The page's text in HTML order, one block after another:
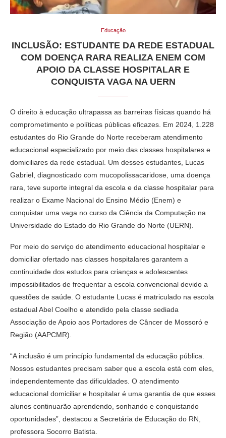
Educação
INCLUSÃO: ESTUDANTE DA REDE ESTADUAL
COM DOENÇA RARA REALIZA ENEM COM
APOIO DA CLASSE HOSPITALAR E
CONQUISTA VAGA NA UERN
O direito à educação ultrapassa as barreiras físicas quando há
comprometimento e políticas públicas eficazes. Em 2024, 1.228
estudantes do Rio Grande do Norte receberam atendimento
educacional especializado por meio das classes hospitalares e
domiciliares da rede estadual. Um desses estudantes, Lucas
Gabriel, diagnosticado com mucopolissacaridose, uma doença
rara, teve suporte integral da escola e da classe hospitalar para
realizar o Exame Nacional do Ensino Médio (Enem) e
conquistar uma vaga no curso da Ciência da Computação na
Universidade do Estado do Rio Grande do Norte (UERN).
Por meio do serviço do atendimento educacional hospitalar e
domiciliar ofertado nas classes hospitalares garantem a
continuidade dos estudos para crianças e adolescentes
impossibilitados de frequentar a escola convencional devido a
questões de saúde. O estudante Lucas é matriculado na escola
estadual Abel Coelho e atendido pela classe sediada
Associação de Apoio aos Portadores de Câncer de Mossoró e
Região (AAPCMR).
“A inclusão é um princípio fundamental da educação pública.
Nossos estudantes precisam saber que a escola está com eles,
independentemente das dificuldades. O atendimento
educacional domiciliar e hospitalar é uma garantia de que esses
alunos continuarão aprendendo, sonhando e conquistando
oportunidades”, destacou a Secretária de Educação do RN,
professora Socorro Batista.